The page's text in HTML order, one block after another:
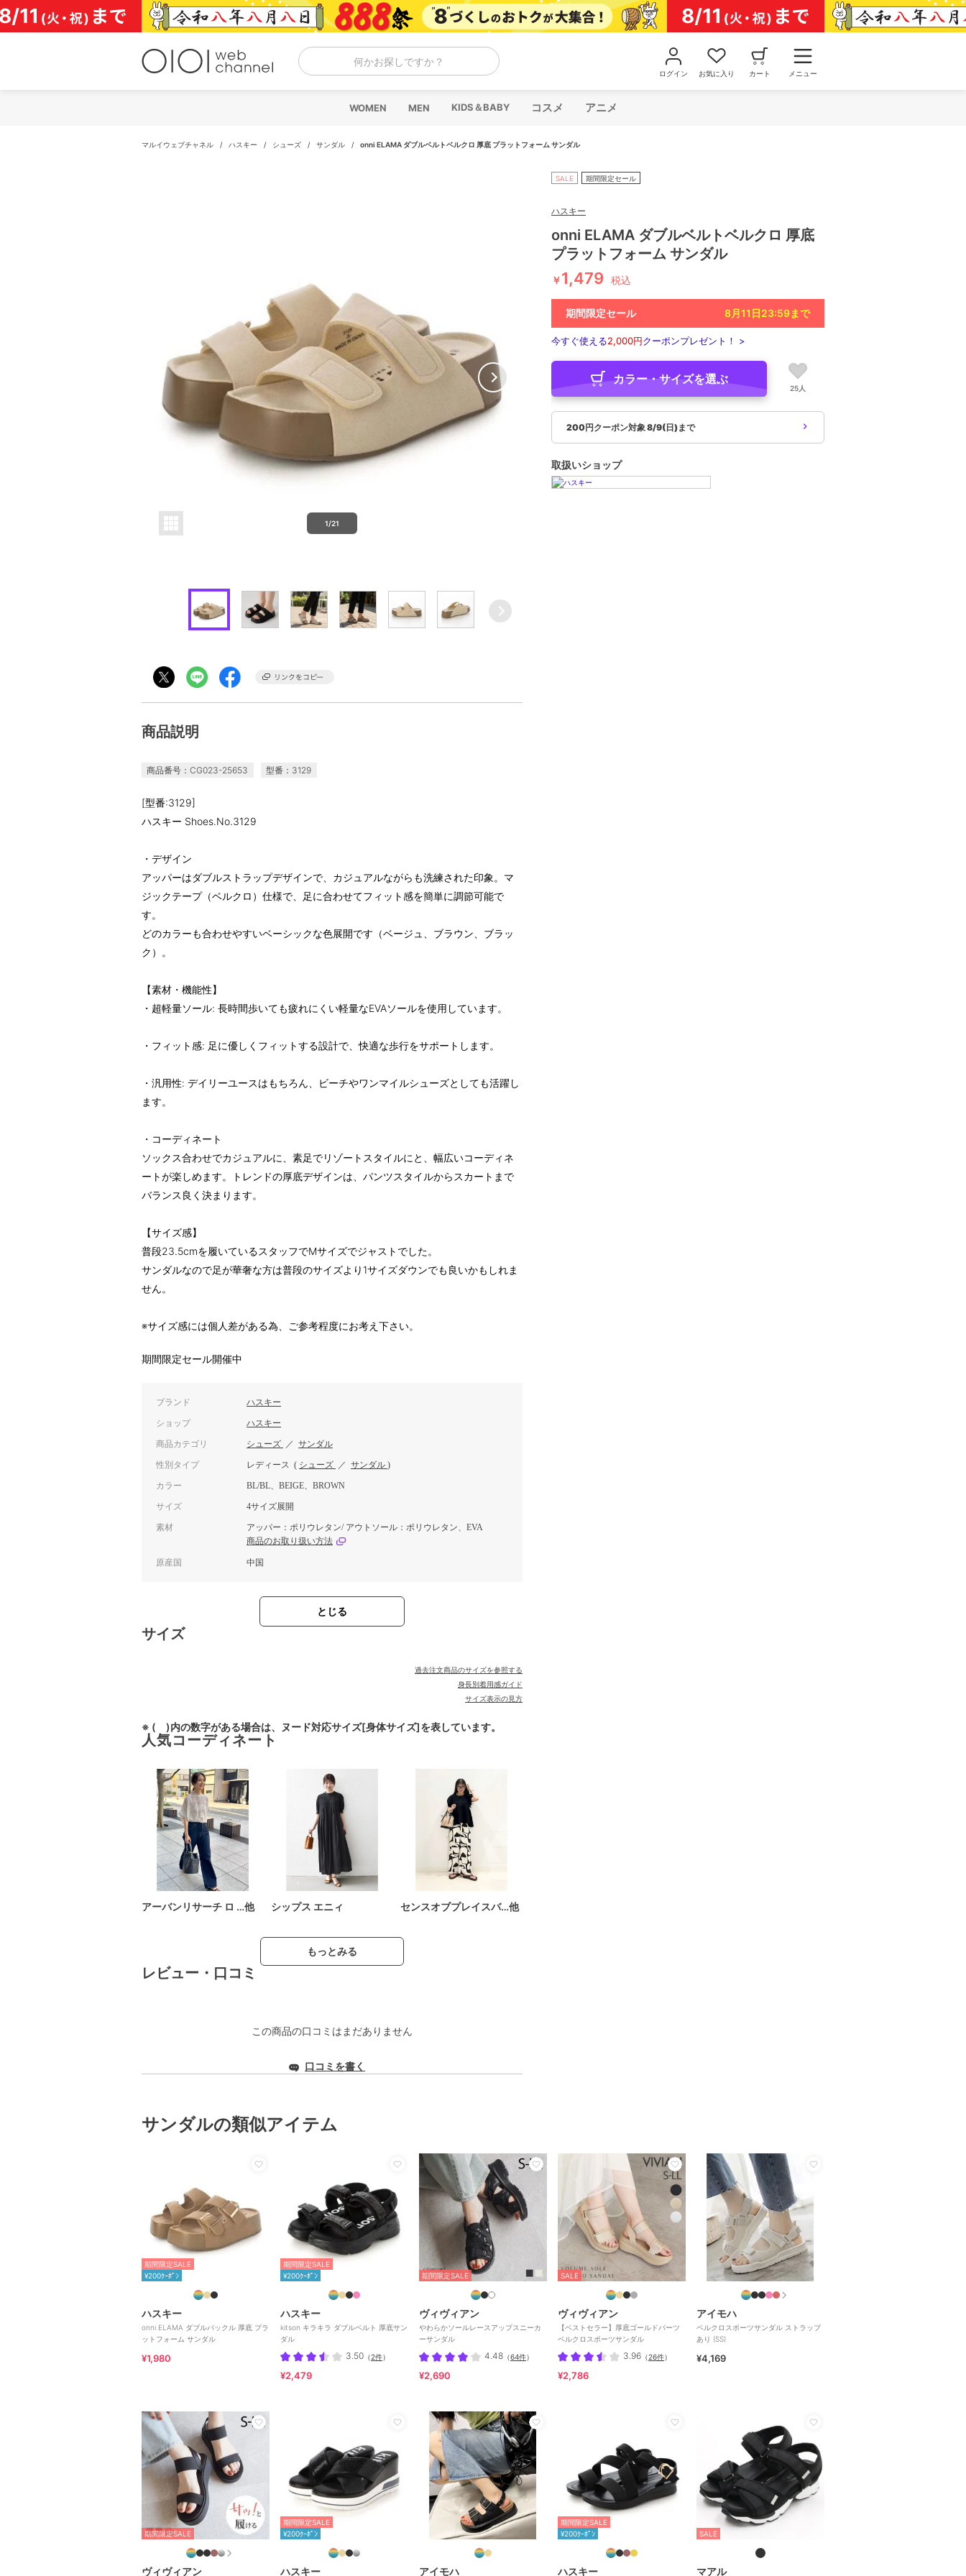
コ
ン
テ
何かお探しですか？
ログイン お気に入り カート メニュー
WOMEN MEN KIDS＆BABY コスメ アニメ
マルイウェブチャネル / ハスキー / シューズ / サンダル / onni ELAMA ダブルベルトベルクロ 厚底 プラットフォーム サンダル
1/21
商品説明
商品番号：CG023-25653 型番：3129
[型番:3129]
ハスキー Shoes.No.3129
・デザイン
アッパーはダブルストラップデザインで、カジュアルながらも洗練された印象。マ
ジックテープ（ベルクロ）仕様で、足に合わせてフィット感を簡単に調節可能で
す。
どのカラーも合わせやすいベーシックな色展開です（ベージュ、ブラウン、ブラッ
ク）。
【素材・機能性】
・超軽量ソール: 長時間歩いても疲れにくい軽量なEVAソールを使用しています。
・フィット感: 足に優しくフィットする設計で、快適な歩行をサポートします。
・汎用性: デイリーユースはもちろん、ビーチやワンマイルシューズとしても活躍し
ます。
・コーディネート
ソックス合わせでカジュアルに、素足でリゾートスタイルにと、幅広いコーディネ
ートが楽しめます。トレンドの厚底デザインは、パンツスタイルからスカートまで
バランス良く決まります。
【サイズ感】
普段23.5cmを履いているスタッフでMサイズでジャストでした。
サンダルなので足が華奢な方は普段のサイズより1サイズダウンでも良いかもしれま
せん。
※サイズ感には個人差がある為、ご参考程度にお考え下さい。
期間限定セール開催中
ブランド ハスキー
ショップ ハスキー
商品カテゴリ シューズ ／ サンダル
性別タイプ レディース ( シューズ ／ サンダル )
カラー BL/BL、BEIGE、BROWN
サイズ 4サイズ展開
素材
アッパー：ポリウレタン/ アウトソール：ポリウレタン、EVA
商品のお取り扱い方法
原産国 中国
とじる
サイズ
過去注文商品のサイズを参照する
身長別着用感ガイド
サイズ表示の見方
※ ( )内の数字がある場合は、ヌード対応サイズ[身体サイズ]を表しています。
人気コーディネート
アーバンリサーチ ロ …他 シップス エニィ センスオブプレイスバ…他
もっとみる
レビュー・口コミ
この商品の口コミはまだありません
口コミを書く
SALE 期間限定セール
ハスキー
onni ELAMA ダブルベルトベルクロ 厚底
プラットフォーム サンダル
￥1,479 税込
期間限定セール 8月11日23:59まで
今すぐ使える2,000円クーポンプレゼント！ >
カラー・サイズを選ぶ
25人
200円クーポン対象 8/9(日)まで
取扱いショップ
サンダルの類似アイテム
期間限定SALE
¥200ｸｰﾎﾟﾝ
ハスキー
onni ELAMA ダブルバックル 厚底 プラ
ットフォーム サンダル
¥1,980
期間限定SALE
¥200ｸｰﾎﾟﾝ
ハスキー
kitson キラキラ ダブルベルト 厚底サン
ダル
3.50 （2件）
¥2,479
期間限定SALE
ヴィヴィアン
やわらかソールレースアップスニーカ
ーサンダル
4.48 （64件）
¥2,690
SALE
ヴィヴィアン
【ベストセラー】厚底ゴールドパーツ
ベルクロスポーツサンダル
3.96 （26件）
¥2,786
アイモハ
ベルクロスポーツサンダル ストラップ
あり (SS)
¥4,169
期間限定SALE
ヴィヴィアン
期間限定SALE
¥200ｸｰﾎﾟﾝ
ハスキー アイモハ
期間限定SALE
¥200ｸｰﾎﾟﾝ
ハスキー
SALE
マアル